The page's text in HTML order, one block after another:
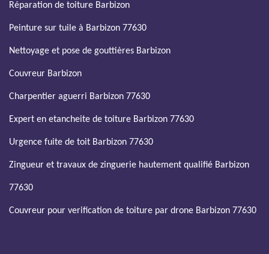
Réparation de toiture Barbizon
Peinture sur tuile à Barbizon 77630
Nettoyage et pose de gouttières Barbizon
Couvreur Barbizon
Charpentier aguerri Barbizon 77630
Expert en etancheite de toiture Barbizon 77630
Urgence fuite de toit Barbizon 77630
Zingueur et travaux de zinguerie hautement qualifié Barbizon
77630
Couvreur pour verification de toiture par drone Barbizon 77630